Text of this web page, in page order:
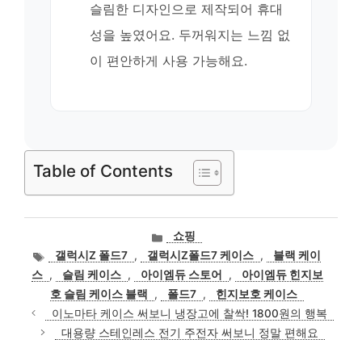
슬림한 디자인으로 제작되어 휴대
성을 높였어요. 두꺼워지는 느낌 없
이 편안하게 사용 가능해요.
Table of Contents
카
테
고
리
쇼핑
태갤럭시Z 폴드7 , 갤럭시Z폴드7 케이스 ,
블랙 케이
스 , 슬림 케이스 , 아이엠듀 스토어 ,
아이엠듀 힌지보
호 슬림 케이스 블랙
, 폴드7 ,
힌지보호 케이스
이노마타 케이스 써보니 냉장고에 찰싹! 1800원의 행복
대용량 스테인레스 전기 주전자 써보니 정말 편해요